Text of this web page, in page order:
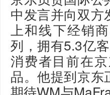
中发言并向双
上和线下经销
列，拥有5.3亿
消费者目前在
品。他提到京